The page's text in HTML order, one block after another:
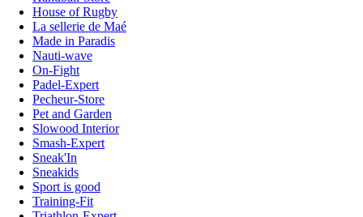
House of Rugby
La sellerie de Maé
Made in Paradis
Nauti-wave
On-Fight
Padel-Expert
Pecheur-Store
Pet and Garden
Slowood Interior
Smash-Expert
Sneak'In
Sneakids
Sport is good
Training-Fit